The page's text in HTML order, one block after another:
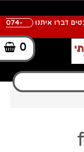
דברו איתנו
074-
0